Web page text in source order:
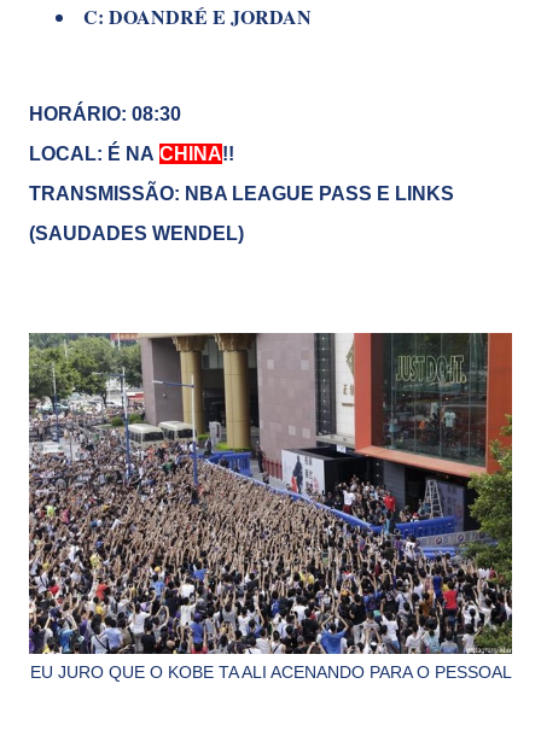
C: DOANDRÉ E JORDAN
HORÁRIO: 08:30
LOCAL: É NA CHINA!!
TRANSMISSÃO: NBA LEAGUE PASS E LINKS
(SAUDADES WENDEL)
EU JURO QUE O KOBE TA ALI ACENANDO PARA O PESSOAL